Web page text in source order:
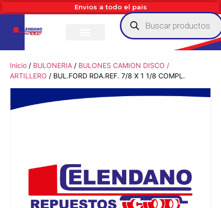
Envios a todo el pais
Inicio / BULONERIA / BULONES CAMION DISCO /
ARTILLERO / BUL.FORD RDA.REF. 7/8 X 1 1/8 COMPL.